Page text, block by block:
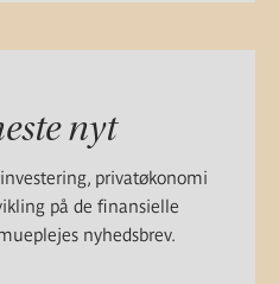
nyt
privatøkonomi
på de finansielle
nyhedsbrev.